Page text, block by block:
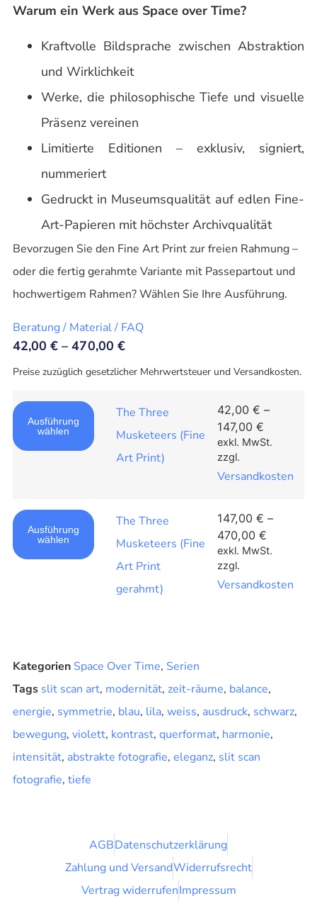
Warum ein Werk aus Space over Time?
Kraftvolle Bildsprache zwischen Abstraktion
und Wirklichkeit
Werke, die philosophische Tiefe und visuelle
Präsenz vereinen
Limitierte Editionen – exklusiv, signiert,
nummeriert
Gedruckt in Museumsqualität auf edlen Fine-
Art-Papieren mit höchster Archivqualität
Bevorzugen Sie den Fine Art Print zur freien Rahmung –
oder die fertig gerahmte Variante mit Passepartout und
hochwertigem Rahmen? Wählen Sie Ihre Ausführung.
Beratung / Material / FAQ
42,00€ –470,00 €
Preise zuzüglich gesetzlicher Mehrwertsteuer und Versandkosten.
Ausführung
wählen
The Three
Musketeers (Fine
Art Print)
42,00 € –
147,00 €
exkl. MwSt.
zzgl.
Versandkosten
Ausführung
wählen
The Three
Musketeers (Fine
Art Print
gerahmt)
147,00 € –
470,00 €
exkl. MwSt.
zzgl.
Versandkosten
Kategorien Space Over Time, Serien
Tags slit scan art, modernität, zeit-räume, balance,
energie, symmetrie, blau, lila, weiss, ausdruck, schwarz,
bewegung, violett, kontrast, querformat, harmonie,
intensität, abstrakte fotografie, eleganz, slit scan
fotografie, tiefe
AGBDatenschutzerklärung
Zahlung und VersandWiderrufsrecht
Vertrag widerrufenImpressum